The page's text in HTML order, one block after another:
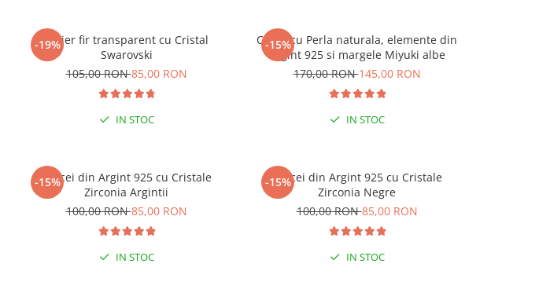
-19%
Colier fir transparent cu Cristal
Swarovski
105,00 RON85,00 RON
IN STOC
-15%
Colier cu Perla naturala, elemente din
Argint 925 si margele Miyuki albe
170,00 RON145,00 RON
IN STOC
-15%
Cercei din Argint 925 cu Cristale
Zirconia Argintii
100,00 RON85,00 RON
IN STOC
-15%
Cercei din Argint 925 cu Cristale
Zirconia Negre
100,00 RON85,00 RON
IN STOC